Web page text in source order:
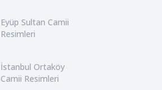
Eyüp Sultan Camii
Resimleri
İstanbul Ortaköy
Camii Resimleri